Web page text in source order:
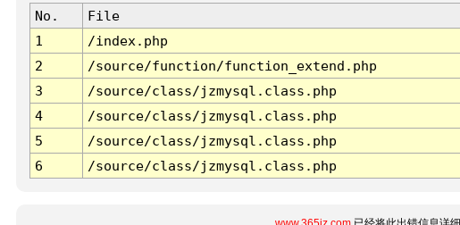
No. File
1
/index.php
2
/source/function/function_extend.php
3
/source/class/jzmysql.class.php
4
/source/class/jzmysql.class.php
5
/source/class/jzmysql.class.php
6
/source/class/jzmysql.class.php